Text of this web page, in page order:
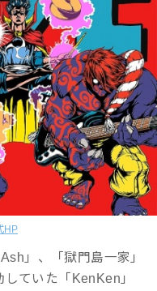
HP
」、「獄門島一家」
ていた「KenKen」